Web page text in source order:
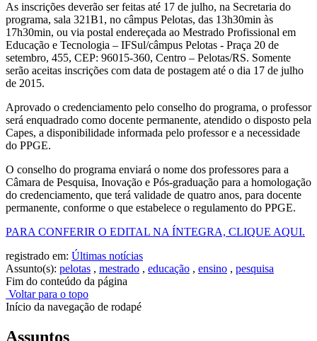
As inscrições deverão ser feitas até 17 de julho, na Secretaria do
programa, sala 321B1, no câmpus Pelotas, das 13h30min às
17h30min, ou via postal endereçada ao Mestrado Profissional em
Educação e Tecnologia – IFSul/câmpus Pelotas - Praça 20 de
setembro, 455, CEP: 96015-360, Centro – Pelotas/RS. Somente
serão aceitas inscrições com data de postagem até o dia 17 de julho
de 2015.
Aprovado o credenciamento pelo conselho do programa, o professor
será enquadrado como docente permanente, atendido o disposto pela
Capes, a disponibilidade informada pelo professor e a necessidade
do PPGE.
O conselho do programa enviará o nome dos professores para a
Câmara de Pesquisa, Inovação e Pós-graduação para a homologação
do credenciamento, que terá validade de quatro anos, para docente
permanente, conforme o que estabelece o regulamento do PPGE.
PARA CONFERIR O EDITAL NA ÍNTEGRA, CLIQUE AQUI.
registrado em: Últimas notícias
Assunto(s): pelotas , mestrado , educação , ensino , pesquisa
Fim do conteúdo da página
Voltar para o topo
Início da navegação de rodapé
Assuntos